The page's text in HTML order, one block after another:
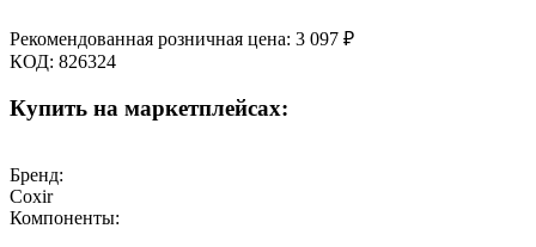
Рекомендованная розничная цена: 3 097 ₽
КОД: 826324
Купить на маркетплейсах:
Бренд:
Coxir
Компоненты: